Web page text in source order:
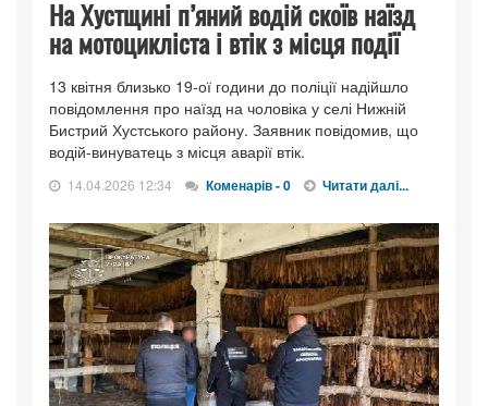
На Хустщині п’яний водій скоїв наїзд
на мотоцикліста і втік з місця події
13 квітня близько 19-ої години до поліції надійшло
повідомлення про наїзд на чоловіка у селі Нижній
Бистрий Хустського району. Заявник повідомив, що
водій-винуватець з місця аварії втік.
14.04.2026 12:34 Коменарів - 0 Читати далі...